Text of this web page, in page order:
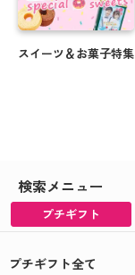
スイーツ＆お菓子特集
検索メニュー
プチギフト
プチギフト全て